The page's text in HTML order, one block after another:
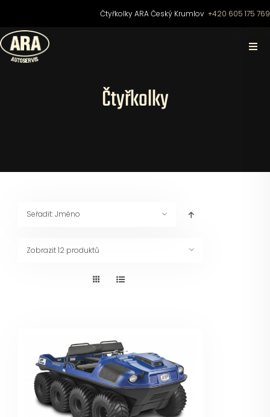
obsah
Čtyřkolky ARA Český Krumlov+420 605 175 769
Pneuservis
Servis
Čtyřkolky
Seřadit:Jméno
Zobrazit12 produktů